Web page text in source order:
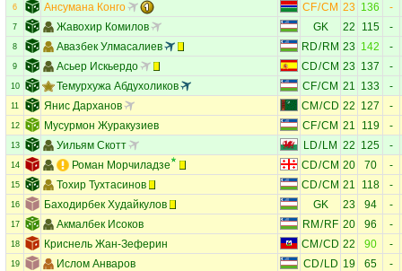
6 Ансумана Конго CF/CM 23 136 -
7 Жавохир Комилов GK 22 115 -
8 Авазбек Улмасалиев RD/ RM 23 142 -
9 Асьер Искьердо CD/CM 23 137 -
10 Темурхужа Абдухоликов CF/CM 21 133 -
11 Янис Дарханов CM /CD 22 127 -
12 Мусурмон Журакузиев CF/CM 21 119 -
13 Уильям Скотт LD/ LM 22 125 -
14 Роман Морчиладзе CD/CM 20 70 -
15 Тохир Тухтасинов CD/CM 21 118 -
16 Баходирбек Худайкулов GK 23 94 -
17 Акмалбек Исоков RM / RF 20 96 -
18 Криснель Жан-Зеферин CM /CD 22 90 -
19 Ислом Анваров CD/LD 19 65 -